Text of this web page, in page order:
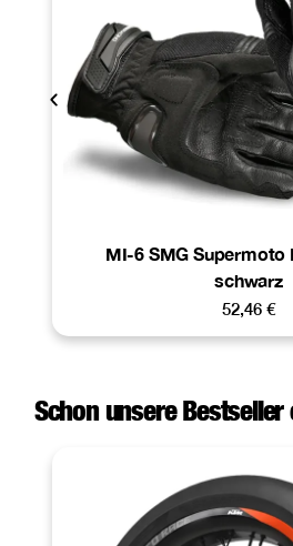
MI-6 SMG Supermoto
schwarz
52,46 €
Schon unsere